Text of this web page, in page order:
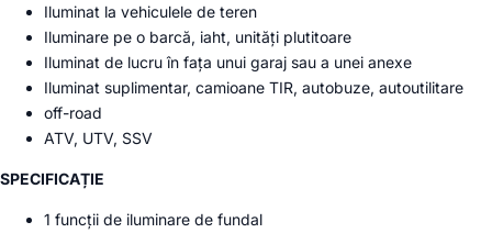
Iluminat la vehiculele de teren
Iluminare pe o barcă, iaht, unități plutitoare
Iluminat de lucru în fața unui garaj sau a unei anexe
Iluminat suplimentar, camioane TIR, autobuze, autoutilitare
off-road
ATV, UTV, SSV
SPECIFICAȚIE
1 funcții de iluminare de fundal